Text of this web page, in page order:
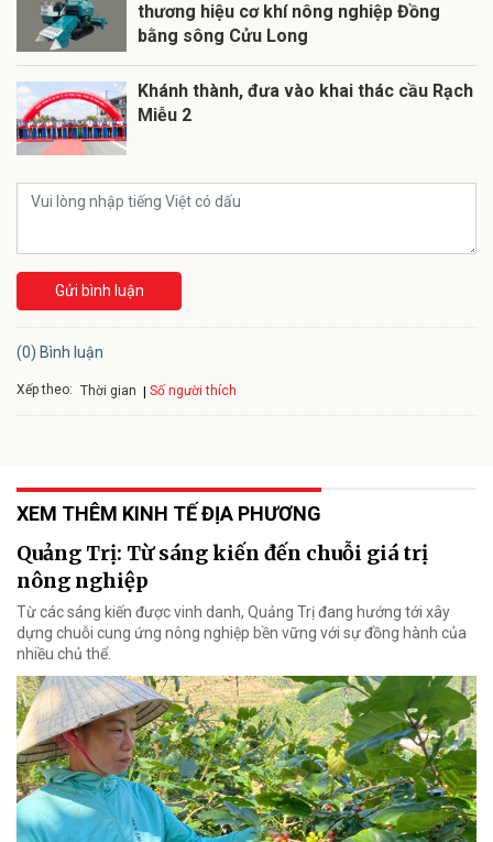
thương hiệu cơ khí nông nghiệp Đồng
bằng sông Cửu Long
Khánh thành, đưa vào khai thác cầu Rạch
Miễu 2
Gửi bình luận
(0) Bình luận
Xếp theo: Thời gian Số người thích
XEM THÊM KINH TẾ ĐỊA PHƯƠNG
Quảng Trị: Từ sáng kiến đến chuỗi giá trị
nông nghiệp
Từ các sáng kiến được vinh danh, Quảng Trị đang hướng tới xây
dựng chuỗi cung ứng nông nghiệp bền vững với sự đồng hành của
nhiều chủ thể.